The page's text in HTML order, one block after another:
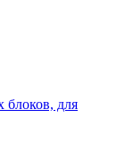
блоков, для